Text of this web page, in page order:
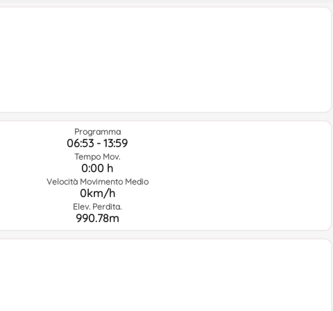
Programma
06:53 - 13:59
Tempo Mov.
0:00 h
Velocità Movimento Medio
0km/h
Elev. Perdita.
990.78m